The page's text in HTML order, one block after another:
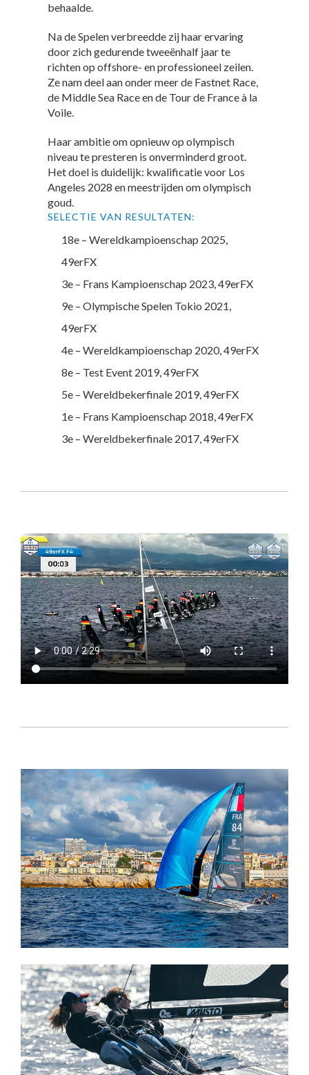
behaalde.
Na de Spelen verbreedde zij haar ervaring
door zich gedurende tweeënhalf jaar te
richten op offshore- en professioneel zeilen.
Ze nam deel aan onder meer de Fastnet Race,
de Middle Sea Race en de Tour de France à la
Voile.
Haar ambitie om opnieuw op olympisch
niveau te presteren is onverminderd groot.
Het doel is duidelijk: kwalificatie voor Los
Angeles 2028 en meestrijden om olympisch
goud.
SELECTIE VAN RESULTATEN:
18e – Wereldkampioenschap 2025,
49erFX
3e – Frans Kampioenschap 2023, 49erFX
9e – Olympische Spelen Tokio 2021,
49erFX
4e – Wereldkampioenschap 2020, 49erFX
8e – Test Event 2019, 49erFX
5e – Wereldbekerfinale 2019, 49erFX
1e – Frans Kampioenschap 2018, 49erFX
3e – Wereldbekerfinale 2017, 49erFX